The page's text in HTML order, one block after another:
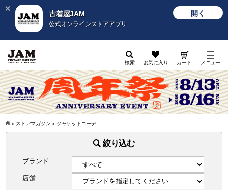
古着屋JAM
公式オンラインストアアプリ
開く
検索 お気に入り カート メニュー
> ストアマガジン > ジャケットコーデ
絞り込む
ブランド
店舗